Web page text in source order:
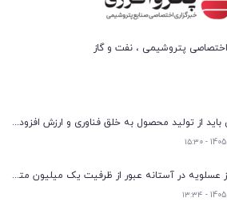
اختصاصی پتروشیمی ، نفت و گاز
پتروشیمی باید از تولید محصول به خلق فناوری و ارزش افزوده حرکت کند
مخازن سبز عسلویه در آستانه عبور از ظرفیت یک میلیون مترمکعب